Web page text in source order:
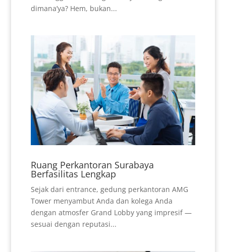
dimana’ya? Hem, bukan...
Ruang Perkantoran Surabaya
Berfasilitas Lengkap
Sejak dari entrance, gedung perkantoran AMG
Tower menyambut Anda dan kolega Anda
dengan atmosfer Grand Lobby yang impresif —
sesuai dengan reputasi...